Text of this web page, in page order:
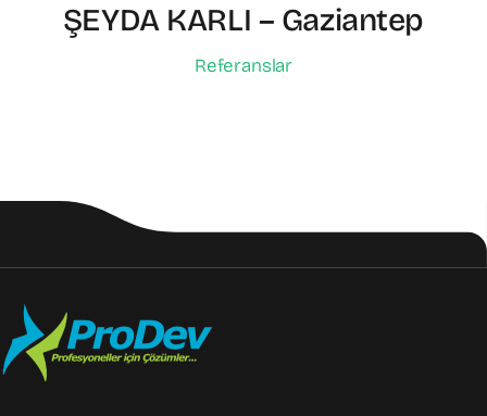
ŞEYDA KARLI – Gaziantep
Referanslar